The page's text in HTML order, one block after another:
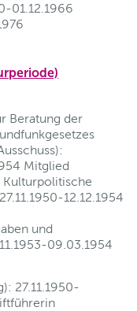
01.12.1966
Beratung der
Mitglied
Kulturpolitische
12.12.1954
und
09.03.1954
27.11.1950-